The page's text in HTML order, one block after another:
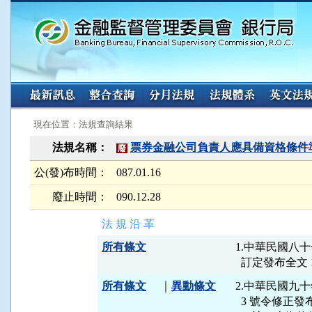
:::
現在位置：法規查詢結果
法規名稱： 廢 票券金融公司負責人應具備資格條件
公(發)布時間： 087.01.16
廢止時間： 090.12.28
法 規 沿 革
所有條文
1.中華民國八
所有條文 異動條文
2.中華民國九
3 號令修正發